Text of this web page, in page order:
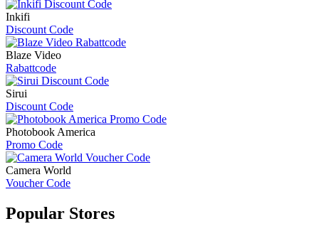
Inkifi
Discount Code
Blaze Video
Rabattcode
Sirui
Discount Code
Photobook America
Promo Code
Camera World
Voucher Code
Popular Stores